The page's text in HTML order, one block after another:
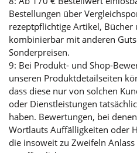
Bestellungen über
rezeptpflichtige Artikel, Bücher
kombinierbar mit anderen
Sonderpreisen.
9: Bei Produkt- und Shop-
unseren Produktdetailseiten
dass diese nur von solchen
oder Dienstleistungen
haben. Bewertungen, bei
Wortlauts Auffälligkeiten oder
die insoweit zu Zweifeln